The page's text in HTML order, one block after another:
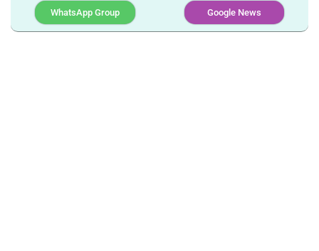
WhatsApp Group Google News